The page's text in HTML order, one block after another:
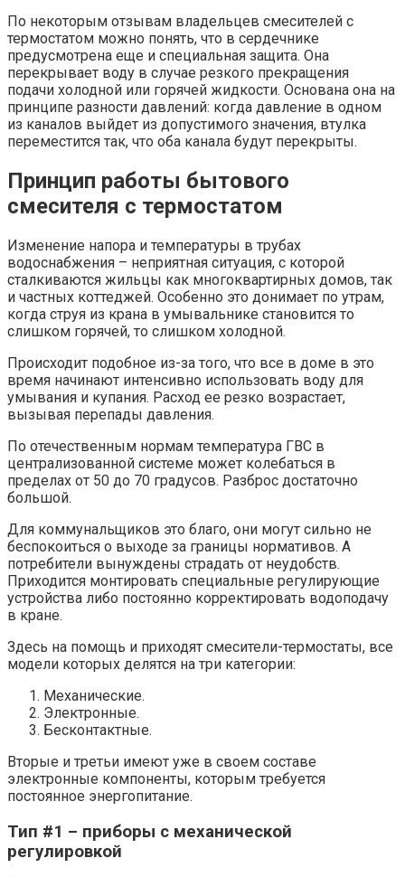
По некоторым отзывам владельцев смесителей с
термостатом можно понять, что в сердечнике
предусмотрена еще и специальная защита. Она
перекрывает воду в случае резкого прекращения
подачи холодной или горячей жидкости. Основана она на
принципе разности давлений: когда давление в одном
из каналов выйдет из допустимого значения, втулка
переместится так, что оба канала будут перекрыты.
Принцип работы бытового
смесителя с термостатом
Изменение напора и температуры в трубах
водоснабжения – неприятная ситуация, с которой
сталкиваются жильцы как многоквартирных домов, так
и частных коттеджей. Особенно это донимает по утрам,
когда струя из крана в умывальнике становится то
слишком горячей, то слишком холодной.
Происходит подобное из-за того, что все в доме в это
время начинают интенсивно использовать воду для
умывания и купания. Расход ее резко возрастает,
вызывая перепады давления.
По отечественным нормам температура ГВС в
централизованной системе может колебаться в
пределах от 50 до 70 градусов. Разброс достаточно
большой.
Для коммунальщиков это благо, они могут сильно не
беспокоиться о выходе за границы нормативов. А
потребители вынуждены страдать от неудобств.
Приходится монтировать специальные регулирующие
устройства либо постоянно корректировать водоподачу
в кране.
Здесь на помощь и приходят смесители-термостаты, все
модели которых делятся на три категории:
Механические.
Электронные.
Бесконтактные.
Вторые и третьи имеют уже в своем составе
электронные компоненты, которым требуется
постоянное энергопитание.
Тип #1 – приборы с механической
регулировкой